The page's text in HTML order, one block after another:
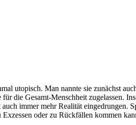
utopisch. Man nannte sie zunächst
die Gesamt-Menschheit zugelassen.
immer mehr Realität eingedrungen.
oder zu Rückfällen kommen